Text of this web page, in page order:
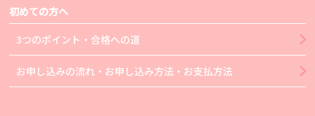
初めての方へ
3つのポイント・合格への道
お申し込みの流れ・お申し込み方法・お支払方法